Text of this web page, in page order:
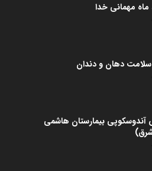
مهمانی خدا
سلامت دهان و دندان
آندوسکوپی بیمارستان هاشمی